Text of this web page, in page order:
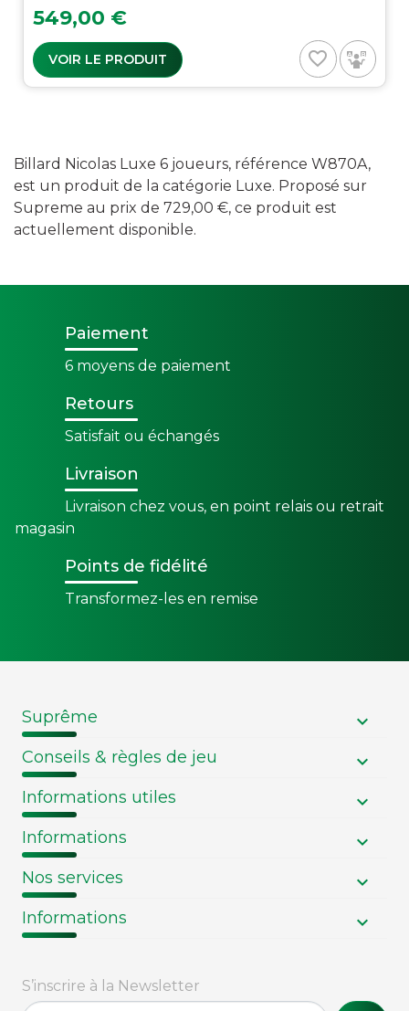
Prix
549,00 €
VOIR LE PRODUIT favorite_border
Billard Nicolas Luxe 6 joueurs, référence W870A,
est un produit de la catégorie Luxe. Proposé sur
Supreme au prix de 729,00 €, ce produit est
actuellement disponible.
Paiement
6 moyens de paiement
Retours
Satisfait ou échangés
Livraison
Livraison chez vous, en point relais ou retrait
magasin
Points de fidélité
Transformez-les en remise
Suprême
Conseils & règles de jeu
Informations utiles
Informations
Nos services
Informations
S’inscrire à la Newsletter